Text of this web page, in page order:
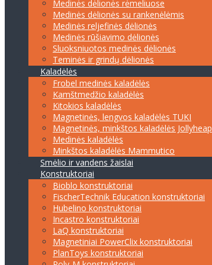
Medinės dėlionės rėmeliuose
Medinės dėlionės su rankenėlėmis
Medinės reljefinės dėlionės
Medinės rūšiavimo dėlionės
Sluoksniuotos medinės dėlionės
Teminės ir grindų dėlionės
Kaladėlės
Frobel medinės kaladėlės
Kamštmedžio kaladėlės
Kitokios kaladėlės
Magnetinės, lengvos kaladėlės TUKI
Magnetinės, minkštos kaladėlės Jollyheap
Medinės kaladėlės
Minkštos kaladėlės Mammutico
Smėlio ir vandens žaislai
Konstruktoriai
Bioblo konstruktoriai
FischerTechnik Education konstruktoriai
Hubelino konstruktoriai
Incastro konstruktoriai
LaQ konstruktoriai
Magnetiniai PowerClix konstruktoriai
PlanToys konstruktoriai